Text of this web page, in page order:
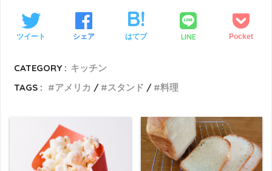
ツイート シェア はてブ LINE Pocket
CATEGORY : キッチン
TAGS :
アメリカ スタンド 料理